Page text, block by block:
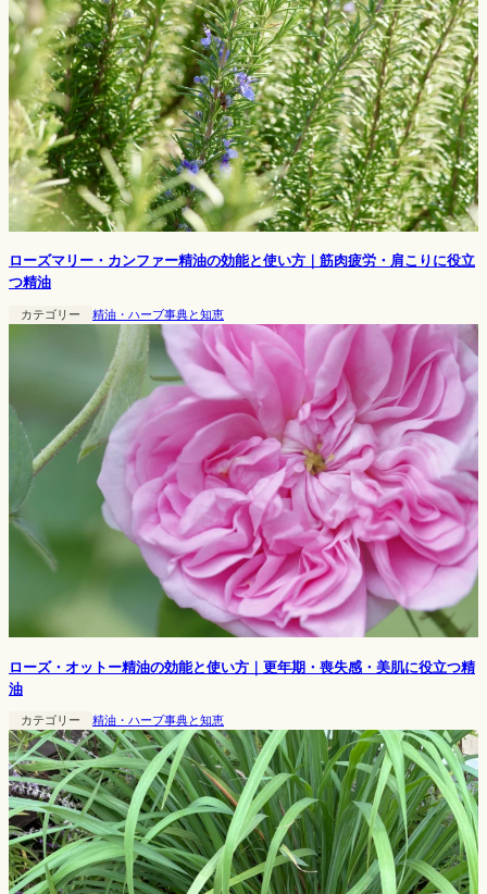
ローズマリー・カンファー精油の効能と使い方｜筋肉疲労・肩こりに役立
つ精油
カテゴリー 精油・ハーブ事典と知恵
ローズ・オットー精油の効能と使い方｜更年期・喪失感・美肌に役立つ精
油
カテゴリー 精油・ハーブ事典と知恵